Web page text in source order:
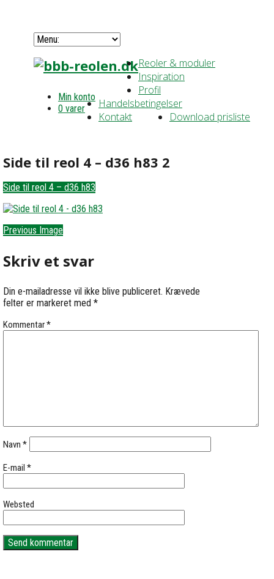
Min konto
0 varer
Reoler & moduler
Inspiration
Profil
Handelsbetingelser
Download prisliste
Kontakt
Side til reol 4 – d36 h83 2
Side til reol 4 – d36 h83
Previous Image
Skriv et svar
Din e-mailadresse vil ikke blive publiceret. Krævede
felter er markeret med *
Kommentar*
Navn *
E-mail *
Websted